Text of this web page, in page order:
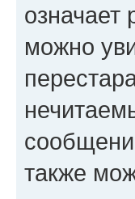
означает
можно
также